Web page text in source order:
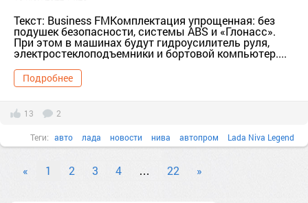
Текст: Business FMКомплектация упрощенная: без
подушек безопасности, системы ABS и «Глонасс».
При этом в машинах будут гидроусилитель руля,
электростеклоподъемники и бортовой компьютер....
Подробнее
13 2
Теги: авто лада новости нива автопром Lada Niva Legend
« 1 2 3 4 … 22 »